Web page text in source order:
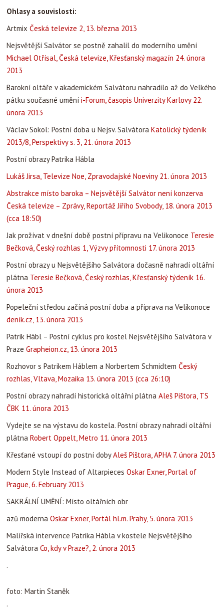
Ohlasy a souvislosti:
Artmix Česká televize 2, 13. března 2013
Nejsvětější Salvátor se postně zahalil do moderního umění
Michael Otřísal, Česká televize, Křesťanský magazín 24. února
2013
Barokní oltáře v akademickém Salvátoru nahradilo až do Velkého
pátku současné umění i-Forum, časopis Univerzity Karlovy 22.
února 2013
Václav Sokol: Postní doba u Nejsv. Salvátora Katolický týdeník
2013/8, Perspektivy s. 3, 21. února 2013
Postní obrazy Patrika Hábla
Lukáš Jirsa, Televize Noe, Zpravodajské Noeviny 21. února 2013
Abstrakce místo baroka – Nejsvětější Salvátor není konzerva
Česká televize – Zprávy, Reportáž Jiřího Svobody, 18. února 2013
(cca 18:50)
Jak prožívat v dnešní době postní přípravu na Velikonoce Teresie
Bečková, Český rozhlas 1, Výzvy přítomnosti 17. února 2013
Postní obrazy u Nejsvětějšího Salvátora dočasně nahradí oltářní
plátna Teresie Bečková, Český rozhlas, Křesťanský týdeník 16.
února 2013
Popeleční středou začíná postní doba a příprava na Velikonoce
deník.cz, 13. února 2013
Patrik Hábl – Postní cyklus pro kostel Nejsvětějšího Salvátora v
Praze Grapheion.cz, 13. února 2013
Rozhovor s Patrikem Háblem a Norbertem Schmidtem Český
rozhlas, Vltava, Mozaika 13. února 2013 (cca 26:10)
Postní obrazy nahradí historická oltářní plátna Aleš Pištora, TS
ČBK 11. února 2013
Vydejte se na výstavu do kostela. Postní obrazy nahradí oltářní
plátna Robert Oppelt, Metro 11. února 2013
Křesťané vstoupí do postní dobyAleš Pištora, APHA 7. února 2013
Modern Style Instead of Altarpieces Oskar Exner, Portal of
Prague, 6. February 2013
SAKRÁLNÍ UMĚNÍ: Místo oltářních obr
azů moderna Oskar Exner, Portál hl.m. Prahy, 5. února 2013
Malířská intervence Patrika Hábla v kostele Nejsvětějšího
Salvátora Co, kdy v Praze?, 2. února 2013
.
foto: Martin Staněk
.